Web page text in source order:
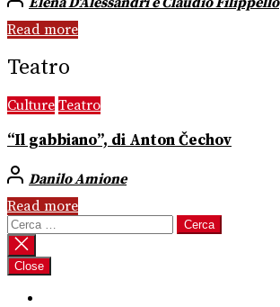
Read more
Teatro
Culture Teatro
“Il gabbiano”, di Anton Čechov
Danilo Amione
Read more
Ricerca
per:
Close